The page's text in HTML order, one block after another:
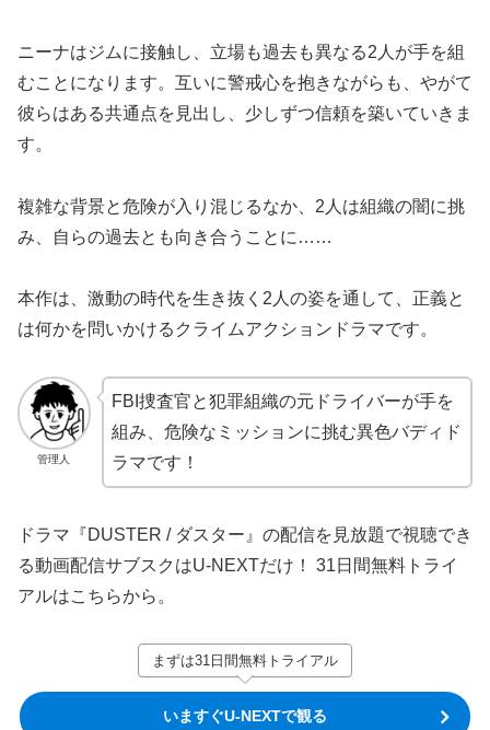
ニーナはジムに接触し、立場も過去も異なる2人が手を組
むことになります。互いに警戒心を抱きながらも、やがて
彼らはある共通点を見出し、少しずつ信頼を築いていきま
す。
複雑な背景と危険が入り混じるなか、2人は組織の闇に挑
み、自らの過去とも向き合うことに……
本作は、激動の時代を生き抜く2人の姿を通して、正義と
は何かを問いかけるクライムアクションドラマです。
管理人
FBI捜査官と犯罪組織の元ドライバーが手を
組み、危険なミッションに挑む異色バディド
ラマです！
ドラマ『DUSTER / ダスター』の配信を見放題で視聴でき
る動画配信サブスクはU-NEXTだけ！ 31日間無料トライ
アルはこちらから。
まずは31日間無料トライアル
いますぐU-NEXTで観る